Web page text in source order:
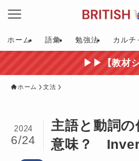
ホーム 語彙 勉強法 カルチ
▶▶【教材
ホーム 文法
主語と動詞
意味？
2024
6/24